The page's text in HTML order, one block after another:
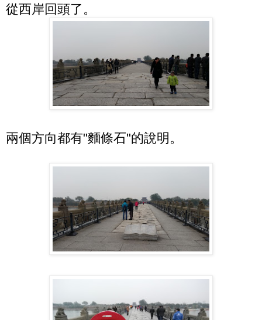
從西岸回頭了。
兩個方向都有"麵條石"的說明。